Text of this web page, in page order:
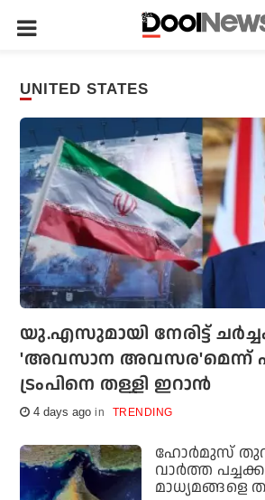
UNITED STATES
യു.എസുമായി നേരിട്ട്
'അവസാന അവസര'മെന്ന്
ട്രംപിനെ തള്ളി ഇറാന്‍
4 days ago TRENDING
ഹോര്‍മുസ്
വാര്‍ത്ത
മാധ്യമങ്ങളെ